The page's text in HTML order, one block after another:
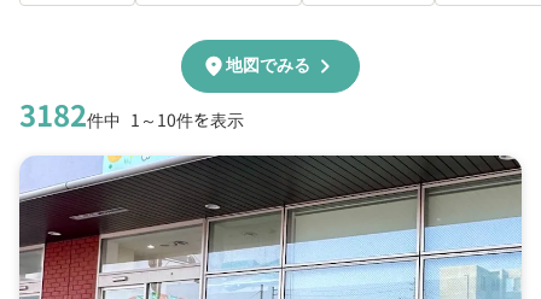
3182件中 1～10件を表示
location_on地図でみる chevron_right